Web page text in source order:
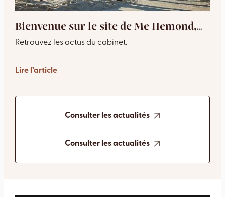
Bienvenue sur le site de Me Hemond,
avocat à Versailles
Retrouvez les actus du cabinet.
Lire l’article
Consulter les actualités
Consulter les actualités